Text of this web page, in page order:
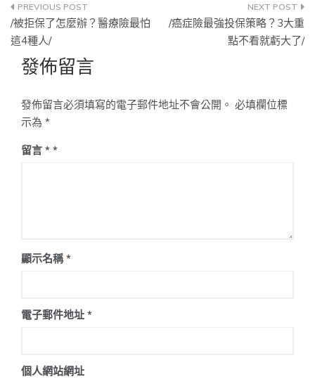
文
章
導
覽
/被拒保了怎麼辦？醫療險最怕
這4種人/
/癌症險最強投保策略？3大重
點不看就虧大了/
發佈留言
發佈留言必須填寫的電子郵件地址不會公開。 必填欄位標
示為 *
留言 *
顯示名稱*
電子郵件地址 *
個人網站網址